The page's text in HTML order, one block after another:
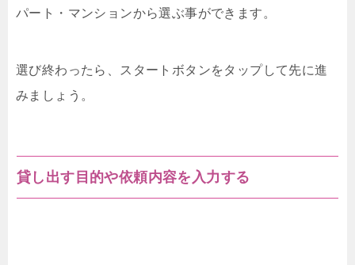
パート・マンションから選ぶ事ができます。
選び終わったら、スタートボタンをタップして先に進
みましょう。
貸し出す目的や依頼内容を入力する